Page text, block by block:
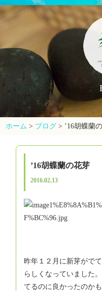
ホーム > ブログ > ’16胡蝶蘭
’16胡蝶蘭の花芽
2016.02.13
昨年１２月に新芽がで
らしくなっていました
てるのに良かったのか